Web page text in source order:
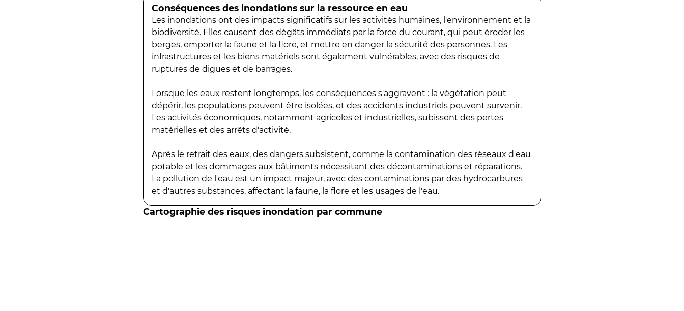
Conséquences des inondations sur la ressource en eau
Les inondations ont des impacts significatifs sur les activités humaines, l'environnement et la
biodiversité. Elles causent des dégâts immédiats par la force du courant, qui peut éroder les
berges, emporter la faune et la flore, et mettre en danger la sécurité des personnes. Les
infrastructures et les biens matériels sont également vulnérables, avec des risques de
ruptures de digues et de barrages.
Lorsque les eaux restent longtemps, les conséquences s'aggravent : la végétation peut
dépérir, les populations peuvent être isolées, et des accidents industriels peuvent survenir.
Les activités économiques, notamment agricoles et industrielles, subissent des pertes
matérielles et des arrêts d'activité.
Après le retrait des eaux, des dangers subsistent, comme la contamination des réseaux d'eau
potable et les dommages aux bâtiments nécessitant des décontaminations et réparations.
La pollution de l'eau est un impact majeur, avec des contaminations par des hydrocarbures
et d'autres substances, affectant la faune, la flore et les usages de l'eau.
Cartographie des risques inondation par commune